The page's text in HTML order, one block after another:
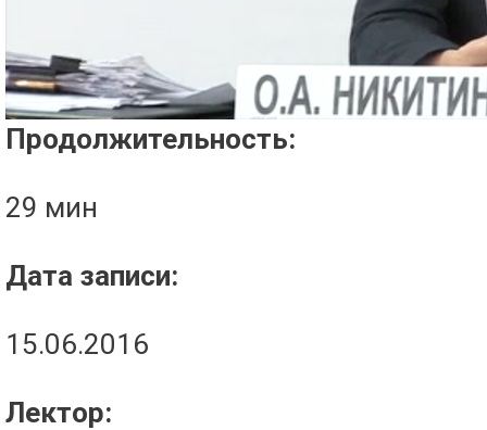
Продолжительность:
29 мин
Дата записи:
15.06.2016
Лектор: